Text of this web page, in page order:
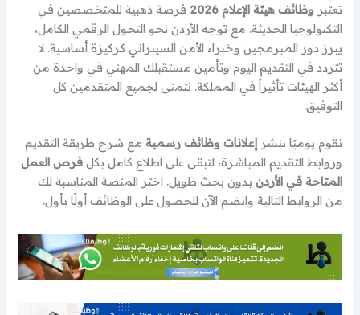
تعتبروظائف هيئة الإعلام 2026
فرصة ذهبية للمتخصصين في
التكنولوجيا الحديثة. مع توجه الأردن نحو التحول الرقمي الكامل،
يبرز دور المبرمجين وخبراء الأمن السيبراني كركيزة أساسية. لا
تتردد في التقديم اليوم وتأمين مستقبلك المهني في واحدة من
أكثر الهيئات تأثيراً في المملكة. نتمنى لجميع المتقدمين كل
التوفيق.
نقوم يوميًا بنشرإعلانات وظائف رسمية مع شرح طريقة التقديم
وروابط التقديم المباشرة، لتبقى على اطلاع كامل بكلفرص العمل
المتاحة في الأردن بدون بحث طويل. اختر المنصة المناسبة لك
من الروابط التالية وانضم الآن للحصول على الوظائف أولًا بأول.